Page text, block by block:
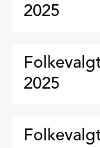
2025
2025